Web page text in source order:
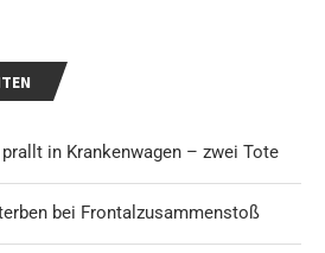
in Krankenwagen – zwei Tote
bei Frontalzusammenstoß